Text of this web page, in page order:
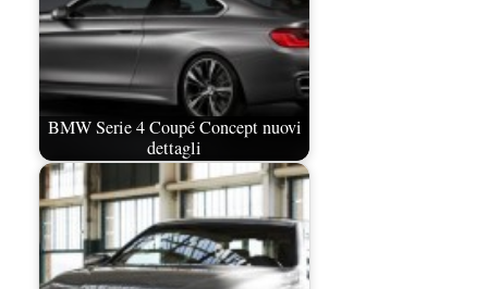
BMW Serie 4 Coupé Concept nuovi
dettagli